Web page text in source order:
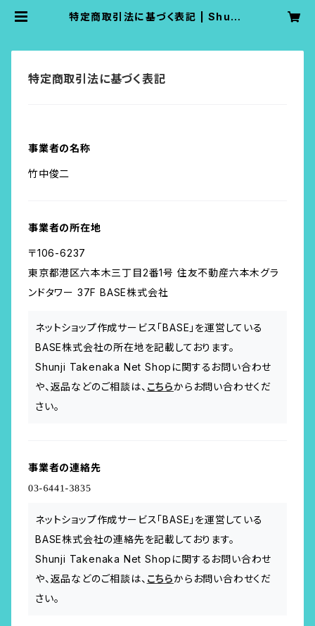
特定商取引法に基づく表記 | Shunji
特定商取引法に基づく表記
事業者の名称
竹中俊二
事業者の所在地
〒106-6237
東京都港区六本木三丁目2番1号 住友不動産六本木グラ
ンドタワー 37F BASE株式会社
ネットショップ作成サービス「BASE」を運営している
BASE株式会社の所在地を記載しております。
Shunji Takenaka Net Shopに関するお問い合わせ
や、返品などのご相談は、 こちらからお問い合わせくだ
さい。
事業者の連絡先
ネットショップ作成サービス「BASE」を運営している
BASE株式会社の連絡先を記載しております。
Shunji Takenaka Net Shopに関するお問い合わせ
や、返品などのご相談は、 こちらからお問い合わせくだ
さい。